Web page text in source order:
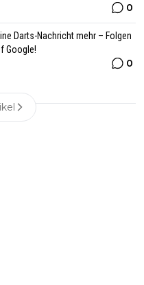
0
Darts-Nachricht mehr – Folgen
Google!
0